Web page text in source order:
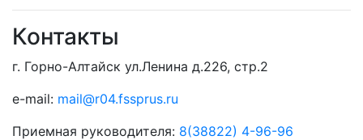
Контакты
г. Горно-Алтайск ул.Ленина д.226, стр.2
e-mail: mail@r04.fssprus.ru
Приемная руководителя: 8(38822) 4-96-96